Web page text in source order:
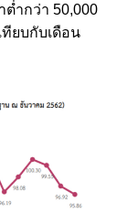
ำกว่า 50,000
ทียบกับเดือน